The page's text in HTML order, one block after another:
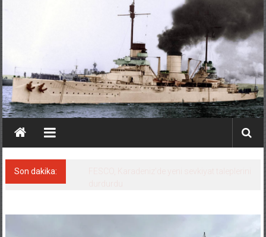
Son dakika: